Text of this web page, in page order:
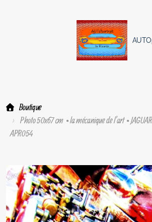
Boutique
Photo 50x67 cm • la mécanique de l'art •
APR054